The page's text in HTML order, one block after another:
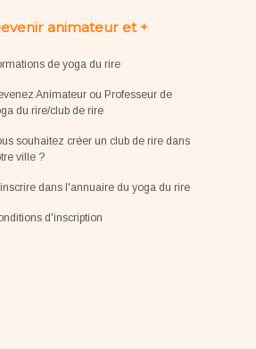
animateur et +
de yoga du rire
Animateur ou Professeur de
du rire/club de rire
souhaitez créer un club de rire dans
ville ?
dans l'annuaire du yoga du rire
d'inscription